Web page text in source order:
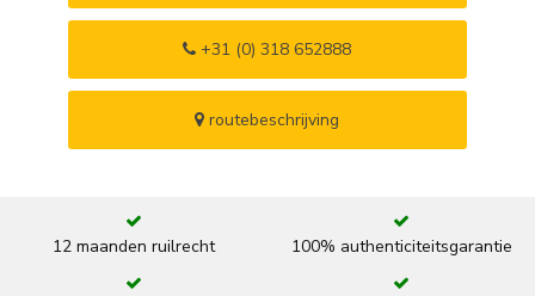
+31 (0) 318 652888
routebeschrijving
12 maanden ruilrecht 100% authenticiteitsgarantie